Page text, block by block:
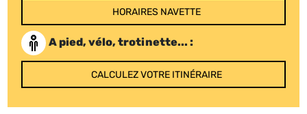
HORAIRES NAVETTE
A pied, vélo, trotinette... :
CALCULEZ VOTRE ITINÉRAIRE